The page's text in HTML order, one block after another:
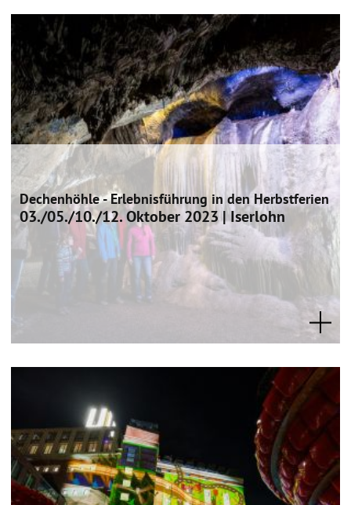
Dechenhöhle - Erlebnisführung in den Herbstferien
03./05./10./12. Oktober 2023 | Iserlohn